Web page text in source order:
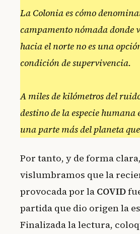
La Colonia es cómo
campamento nómada donde
hacia el norte no es una
condición de supervivencia.
A miles de kilómetros del
destino de la especie humana
una parte más del planeta
Por tanto, y de forma clara,
vislumbramos que la
provocada por la COVID
partida que dio origen la
Finalizada la lectura,